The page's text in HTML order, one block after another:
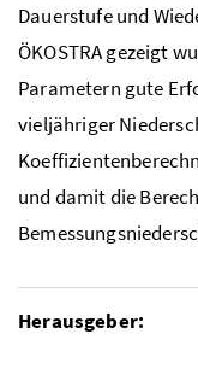
Dauerstufe und
ÖKOSTRA gezeigt
Parametern gute
vieljähriger
und damit die
Herausgeber: